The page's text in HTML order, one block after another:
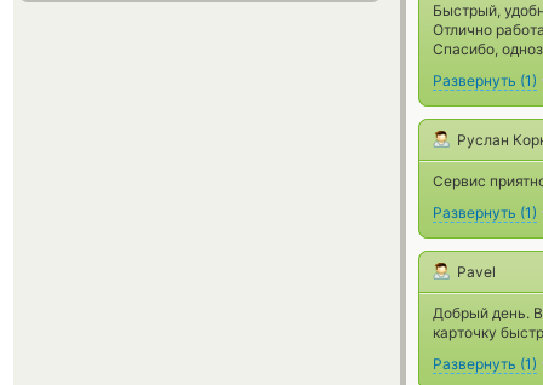
Быстрый,
Отлично
Спасибо,
Развернуть (1)
Руслан
Сервис
Развернуть (1)
Pavel
Добрый день.
карточку
Развернуть (1)